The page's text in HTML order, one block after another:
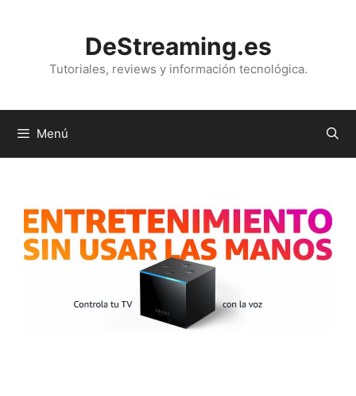
DeStreaming.es
Tutoriales, reviews y información tecnológica.
Menú